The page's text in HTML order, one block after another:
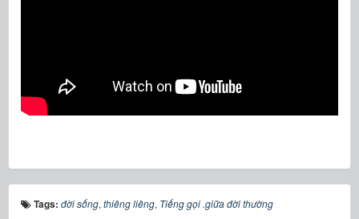
Tags: đời sống, thiêng liêng, Tiếng gọi .giữa đời thường